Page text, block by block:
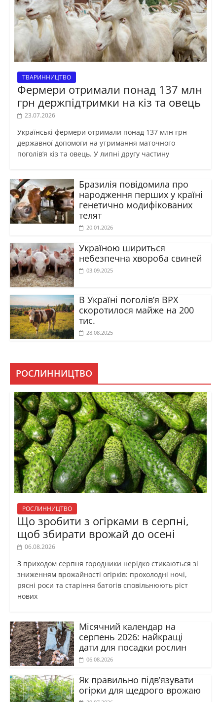
ТВАРИННИЦТВО
Фермери отримали понад 137 млн
грн держпідтримки на кіз та овець
23.07.2026
Українські фермери отримали понад 137 млн грн
державної допомоги на утримання маточного
поголів’я кіз та овець. У липні другу частину
Бразилія повідомила про
народження перших у країні
генетично модифікованих
телят
20.01.2026
Україною шириться
небезпечна хвороба свиней
03.09.2025
В Україні поголів’я ВРХ
скоротилося майже на 200
тис.
28.08.2025
РОСЛИННИЦТВО
РОСЛИННИЦТВО
Що зробити з огірками в серпні,
щоб збирати врожай до осені
06.08.2026
З приходом серпня городники нерідко стикаються зі
зниженням врожайності огірків: прохолодні ночі,
рясні роси та старіння батогів сповільнюють ріст
нових
Місячний календар на
серпень 2026: найкращі
дати для посадки рослин
06.08.2026
Як правильно підв’язувати
огірки для щедрого врожаю